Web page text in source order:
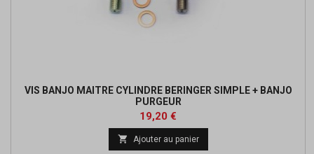
VIS BANJO MAITRE CYLINDRE BERINGER SIMPLE + BANJO
PURGEUR
Prix
19,20 €
 Ajouter au panier